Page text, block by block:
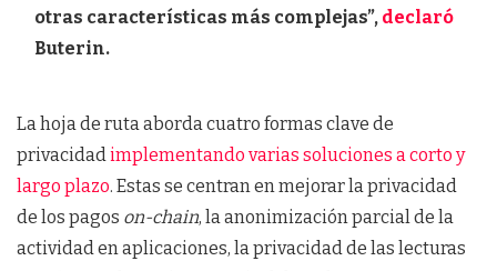
otras características más complejas”, declaró
Buterin.
La hoja de ruta aborda cuatro formas clave de
privacidadimplementando varias soluciones a corto y
largo plazo. Estas se centran en mejorar la privacidad
de los pagos on-chain, la anonimización parcial de la
actividad en aplicaciones, la privacidad de las lecturas